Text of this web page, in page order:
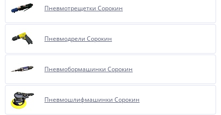
Пневмотрещетки Сорокин
Пневмодрели Сорокин
Пневмобормашинки Сорокин
Пневмошлифмашинки Сорокин